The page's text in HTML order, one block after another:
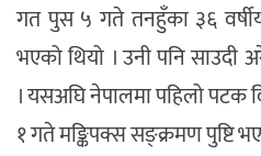
गत पुस ५ गते तनहुँका ३६
भएको थियो । उनी पनि साउदी
। यसअघि नेपालमा पहिलो पटक
१ गते मङ्किपक्स सङ्क्रमण पुष्टि